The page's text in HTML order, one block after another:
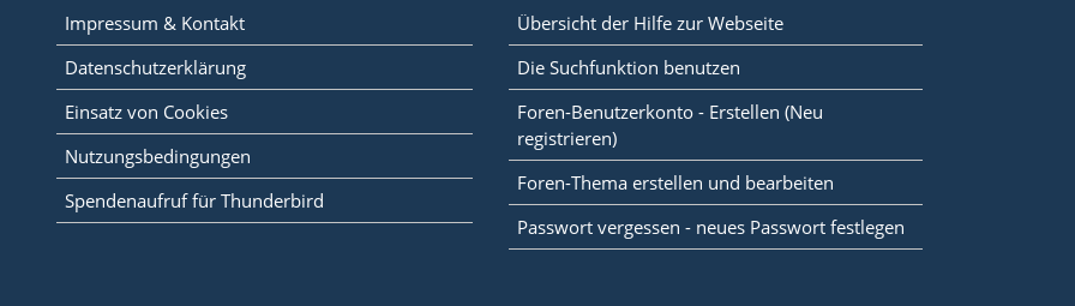
Impressum & Kontakt
Datenschutzerklärung
Einsatz von Cookies
Nutzungsbedingungen
Spendenaufruf für Thunderbird
Übersicht der Hilfe zur Webseite
Die Suchfunktion benutzen
Foren-Benutzerkonto - Erstellen (Neu
registrieren)
Foren-Thema erstellen und bearbeiten
Passwort vergessen - neues Passwort festlegen